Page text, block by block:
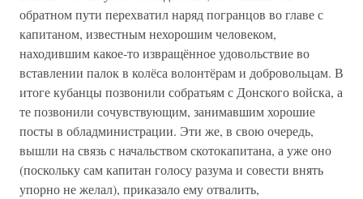
обратном пути перехватил наряд погранцов во главе с
капитаном, известным нехорошим человеком,
находившим какое-то извращённое удовольствие во
вставлении палок в колёса волонтёрам и добровольцам. В
итоге кубанцы позвонили собратьям с Донского войска, а
те позвонили сочувствующим, занимавшим хорошие
посты в обладминистрации. Эти же, в свою очередь,
вышли на связь с начальством скотокапитана, а уже оно
(поскольку сам капитан голосу разума и совести внять
упорно не желал), приказало ему отвалить,